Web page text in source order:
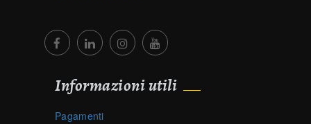
Informazioni utili
Pagamenti